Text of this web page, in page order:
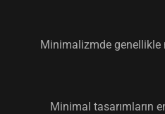
Minimalizmde genellikle
Minimal tasarımların